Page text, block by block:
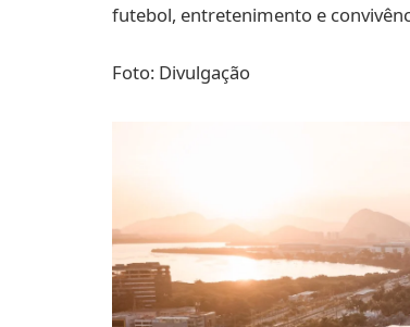
futebol, entretenimento e
Foto: Divulgação